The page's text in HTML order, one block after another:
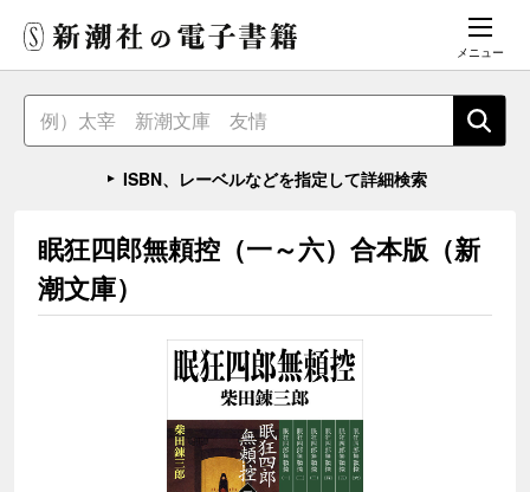
メニュー
ISBN、レーベルなどを指定して詳細検索
眠狂四郎無頼控（一～六）合本版（新
潮文庫）